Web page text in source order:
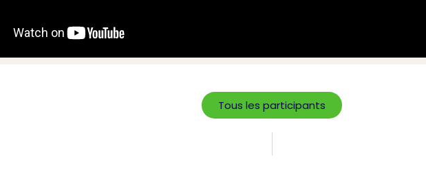
Tous les participants